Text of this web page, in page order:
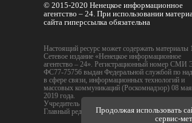
Продолжая использовать
сервис-
© 2015-2020 Ненецкое информационное
агентство – 24. При использовании
сайта гиперссылка обязательна
Настоящий ресурс может содержать материалы
Сетевое издание «Ненецкое информационное
агентство – 24». Регистрационный номер
ФС77-75756 выдан Федеральной службой по
в сфере связи, информационных технологий и
массовых коммуникаций (Роскомнадзор) 08 мая
2019 года.
Учредитель - ГБУ НАО "Издательский дом
Главный редактор - Е.Ю. Тимофеев